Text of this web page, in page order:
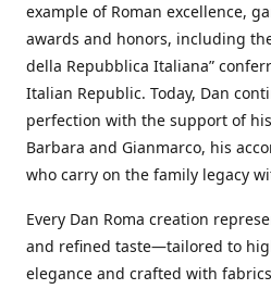
example of Roman excellence,
awards and honors, including
della Repubblica Italiana”
Italian Republic. Today, Dan
perfection with the support of
Barbara and Gianmarco, his
who carry on the family legacy
Every Dan Roma creation
and refined taste—tailored to
elegance and crafted with